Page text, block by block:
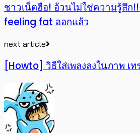
ชาวเน็ตฮือ! อ้วนไม่ใช่ความรู้สึก
feeling fat ออกแล้ว
next article
[Howto] วิธีใส่เพลงลงในภาพ เ